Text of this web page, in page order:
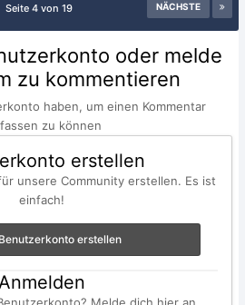
NÄCHSTE
Seite 4 von 19
oder melde
zu kommentieren
haben, um einen Kommentar
zu können
erstellen
unsere Community erstellen. Es ist
einfach!
erstellen